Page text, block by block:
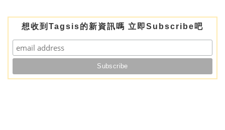
想收到Tagsis的新資訊嗎 立即Subscribe吧